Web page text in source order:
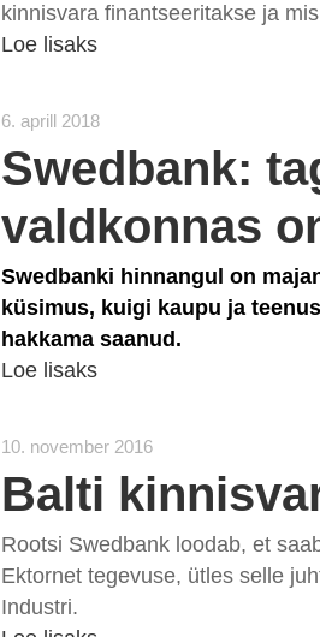
kinnisvara finantseeritakse ja
Loe lisaks
6. aprill 2018
Swedbank:
valdkonnas
Swedbanki hinnangul on
küsimus, kuigi kaupu ja
hakkama saanud.
Loe lisaks
10. november 2016
Balti
Rootsi Swedbank loodab, et
Ektornet tegevuse, ütles selle
Industri.